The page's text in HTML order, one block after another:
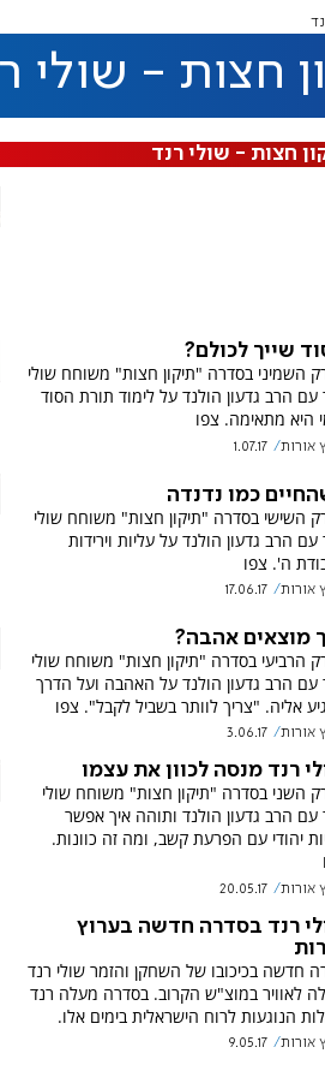
חצות - שולי
חצות - שולי רנד
שייך לכולם?
השמיני בסדרה "תיקון חצות" משוחח שולי
עם הרב גדעון הולנד על לימוד תורת הסוד
היא מתאימה. צפו
אורות 1.07.17
כמו נדנדה
השישי בסדרה "תיקון חצות" משוחח שולי
עם הרב גדעון הולנד על עליות וירידות
ה'. צפו
אורות 17.06.17
מוצאים אהבה?
הרביעי בסדרה "תיקון חצות" משוחח שולי
עם הרב גדעון הולנד על האהבה ועל הדרך
אליה. "צריך לוותר בשביל לקבל". צפו
אורות 3.06.17
רנד מנסה לכוון את עצמו
השני בסדרה "תיקון חצות" משוחח שולי
עם הרב גדעון הולנד ותוהה איך אפשר
יהודי עם הפרעת קשב, ומה זה כוונות.
אורות 20.05.17
רנד בסדרה חדשה בערוץ
חדשה בכיכובו של השחקן והזמר שולי רנד
לאוויר במוצ"ש הקרוב. בסדרה מעלה רנד
הנוגעות לרוח הישראלית בימים אלו.
אורות 9.05.17